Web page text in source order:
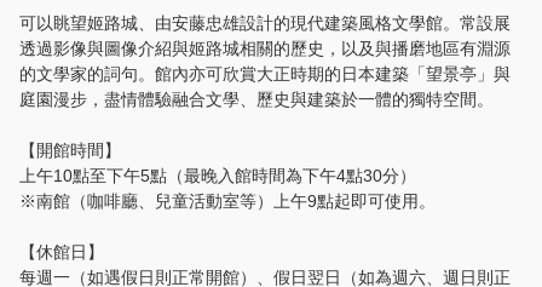
請在此處聯絡我們
登錄/確認預訂
語言
日本語
English
可以眺望姬路城、由安藤忠雄設計的現代建築風格文學館。常設展
透過影像與圖像介紹與姬路城相關的歷史，以及與播磨地區有淵源
的文學家的詞句。館內亦可欣賞大正時期的日本建築「望景亭」與
庭園漫步，盡情體驗融合文學、歷史與建築於一體的獨特空間。
【開館時間】
上午10點至下午5點（最晚入館時間為下午4點30分）
※南館（咖啡廳、兒童活動室等）上午9點起即可使用。
【休館日】
每週一（如遇假日則正常開館）、假日翌日（如為週六、週日則正